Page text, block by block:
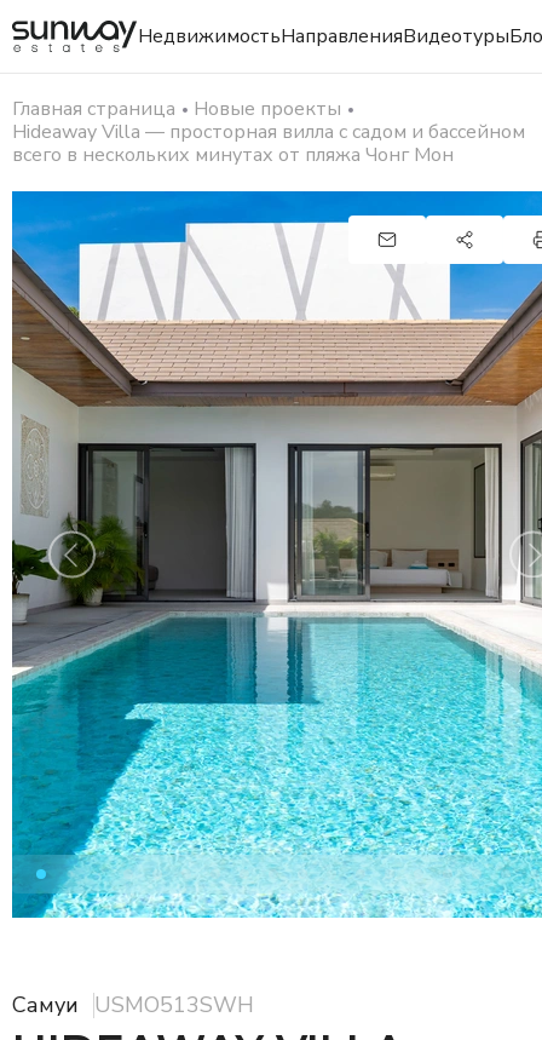
НедвижимостьНаправленияВидеотуры
Главная страница
Новые проекты
Hideaway Villa — просторная вилла с садом и бассейном
всего в нескольких минутах от пляжа Чонг Мон
Самуи USMO513SWH